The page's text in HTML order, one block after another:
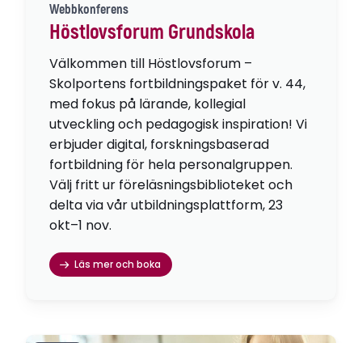
Webbkonferens
Höstlovsforum Grundskola
Välkommen till Höstlovsforum –
Skolportens fortbildningspaket för v. 44,
med fokus på lärande, kollegial
utveckling och pedagogisk inspiration! Vi
erbjuder digital, forskningsbaserad
fortbildning för hela personalgruppen.
Välj fritt ur föreläsningsbiblioteket och
delta via vår utbildningsplattform, 23
okt–1 nov.
Läs mer och boka